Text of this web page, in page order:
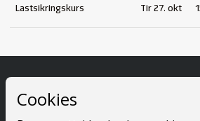
Lastsikringskurs Tir 27. okt